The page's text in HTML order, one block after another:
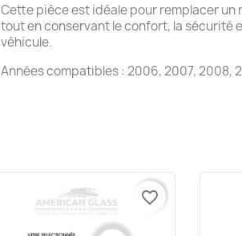
Cette pièce est idéale pour remplacer
tout en conservant le confort, la sécurité
véhicule.
Années compatibles : 2006, 2007, 2008,
favorite_border